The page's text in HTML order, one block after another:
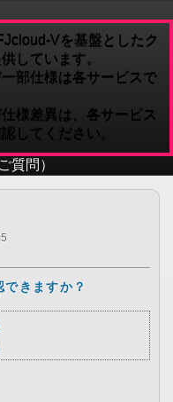
Vを基盤としたク
しています。
部仕様は各サービスで
様差異は、各サービス
してください。
質問）
きますか？